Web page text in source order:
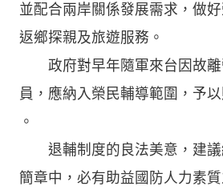
並配合兩岸關係發展需求，做
返鄉探親及旅遊服務。
政府對早年隨軍來台因故離
員，應納入榮民輔導範圍，予
。
退輔制度的良法美意，建議
簡章中，必有助益國防人力素